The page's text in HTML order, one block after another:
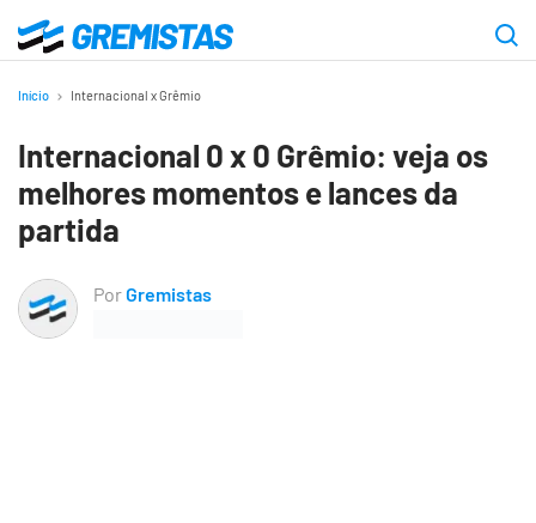
para
principal
Gremistas
Início Internacional x Grêmio
Internacional 0 x 0 Grêmio: veja os
melhores momentos e lances da
partida
PorGremistas